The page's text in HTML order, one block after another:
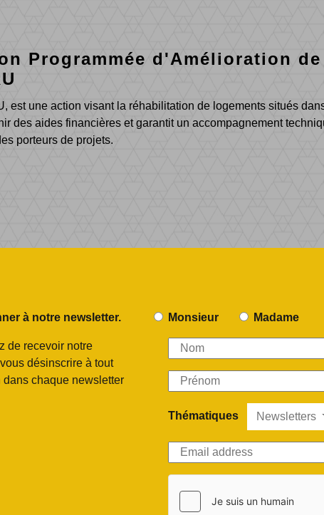
Programmée d'Amélioration
est une action visant la réhabilitation de logements situés
des aides financières et garantit un accompagnement
porteurs de projets.
à notre newsletter.
de recevoir notre
désinscrire à tout
chaque newsletter
Monsieur Madame
Thématiques Newsletters